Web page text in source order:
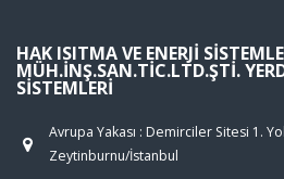
HAK ISITMA VE ENERJI
MÜH.İNŞ.SAN.TIC.LTD.ŞTI.
SISTEMLERI
Avrupa Yakası : Demirciler Sitesi 1.
Zeytinburnu/İstanbul